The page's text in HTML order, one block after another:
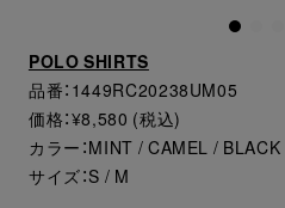
POLO SHIRTS
品番：1449RC20238UM05
価格：¥8,580 (税込)
カラー：MINT / CAMEL / BLACK
サイズ：S / M